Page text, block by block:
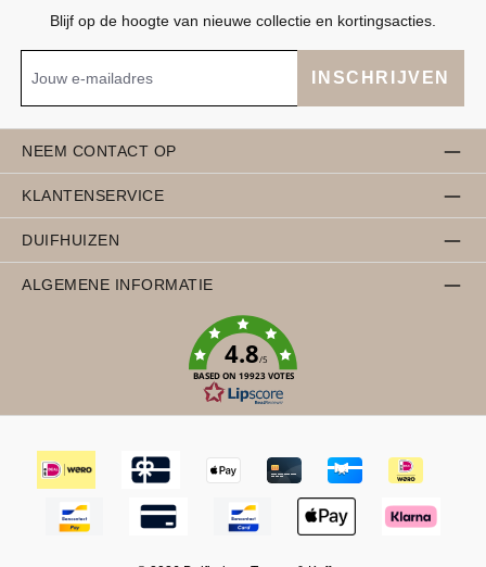
Blijf op de hoogte van nieuwe collectie en kortingsacties.
INSCHRIJVEN
NEEM CONTACT OP
KLANTENSERVICE
DUIFHUIZEN
ALGEMENE INFORMATIE
4.8/5
BASED ON 19923 VOTES